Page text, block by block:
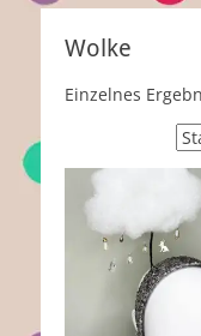
Wolke
Einzelnes